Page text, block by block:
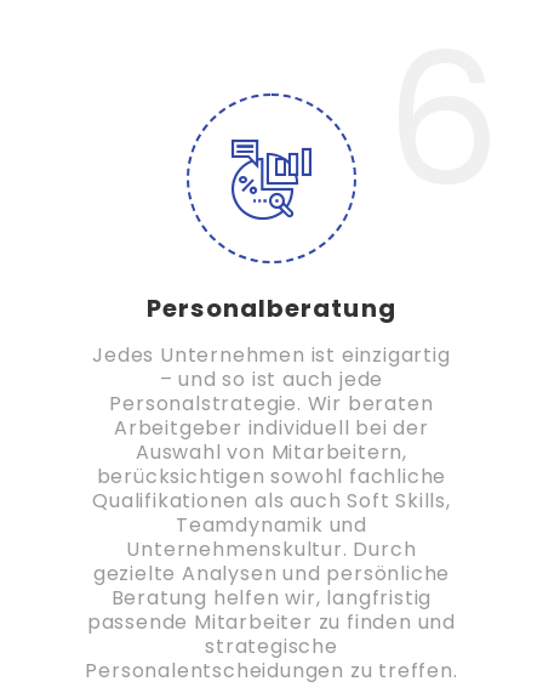
Personalberatung
Jedes Unternehmen ist einzigartig
– und so ist auch jede
Personalstrategie. Wir beraten
Arbeitgeber individuell bei der
Auswahl von Mitarbeitern,
berücksichtigen sowohl fachliche
Qualifikationen als auch Soft Skills,
Teamdynamik und
Unternehmenskultur. Durch
gezielte Analysen und persönliche
Beratung helfen wir, langfristig
passende Mitarbeiter zu finden und
strategische
Personalentscheidungen zu treffen.